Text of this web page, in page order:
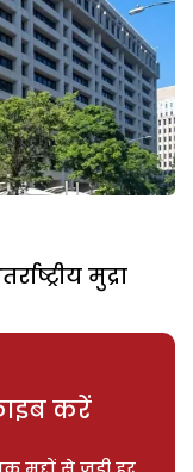
मुद्रा
करें